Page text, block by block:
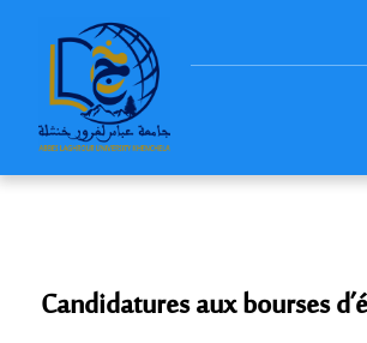
Candidatures aux bourses